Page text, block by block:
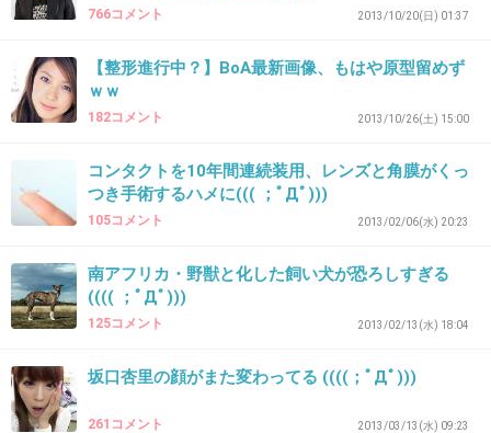
44. 匿名2013/10/10(木) 23:44:19
買うのは自由だが
それをどうするんだ、、、
何よりあのＣＭの歌が耳に残る。
あの短さであれだけ音を外すことに衝撃すぎ
て！
766コメント 2013/10/20(日) 01:37
【整形進行中？】BoA最新画像、もはや原型留めず
ｗｗ
182コメント 2013/10/26(土) 15:00
コンタクトを10年間連続装用、レンズと角膜がくっ
つき手術するハメに((( ；ﾟДﾟ)))
105コメント 2013/02/06(水) 20:23
南アフリカ・野獣と化した飼い犬が恐ろしすぎる
(((( ；ﾟДﾟ)))
125コメント 2013/02/13(水) 18:04
坂口杏里の顔がまた変わってる ((((；ﾟДﾟ)))
261コメント 2013/03/13(水) 09:23